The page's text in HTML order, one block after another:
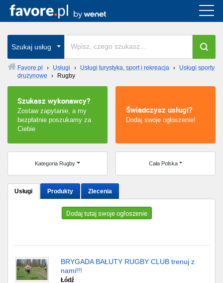
Szukaj usług
Favore.pl › Usługi › Usługi turystyka, sport i rekreacja ›
Usługi sporty
drużynowe
› Rugby
Szukasz wykonawcy?
Zostaw zapytanie, a my
bezpłatnie poszukamy za
Ciebie
Świadczysz usługi?
Dodaj swoje ogłoszenie!
Kategoria Rugby Cała Polska
Usługi Produkty Zlecenia
Dodaj tutaj swoje ogłoszenie
BRYGADA BAŁUTY RUGBY CLUB trenuj z
nami!!!
Łódź
Cała Polska
wszystkie w całym kraju
Wrocław
Kraków
Poznań
Łódź
Katowice
Chorzów